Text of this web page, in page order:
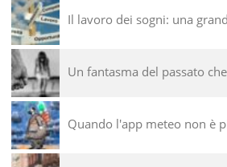
Il lavoro dei sogni: una
Un fantasma del passato
Quando l'app meteo non è